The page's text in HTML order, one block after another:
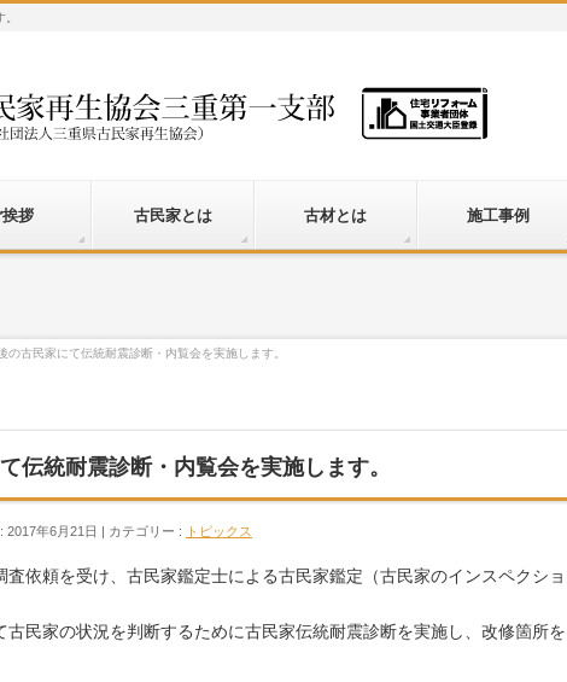
挨拶 古民家とは 古材とは 施工事例
の古民家にて伝統耐震診断・内覧会を実施します。
伝統耐震診断・内覧会を実施します。
2017年6月21日 カテゴリー : トピックス
依頼を受け、古民家鑑定士による古民家鑑定（古民家のインスペクショ
民家の状況を判断するために古民家伝統耐震診断を実施し、改修箇所を